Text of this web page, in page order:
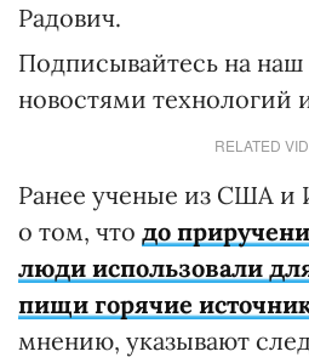
Радович.
Подписывайтесь на наш
новостями технологий
RELATED
Ранее ученые из США и
о том, что до
люди использовали
пищи горячие
мнению, указывают